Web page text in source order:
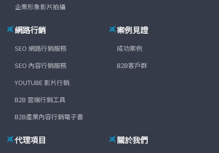
企業形象影片拍攝
網路行銷
SEO 網路行銷服務
SEO 內容行銷服務
YOUTUBE 影片行銷
B2B 雲端行銷工具
B2B產業內容行銷電子書
案例見證
成功案例
B2B客戶群
代理項目 關於我們